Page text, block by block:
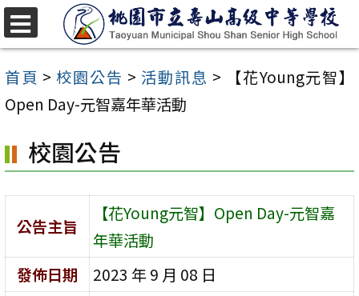
跳
至
主
要
容
區
首頁 >校園公告 > 活動訊息 >
【花Young元智】
Open Day-元智嘉年華活動
校園公告
公告主旨
【花Young元智】Open Day-元智嘉
年華活動
發佈日期
2023 年 9 月 08 日
選
單